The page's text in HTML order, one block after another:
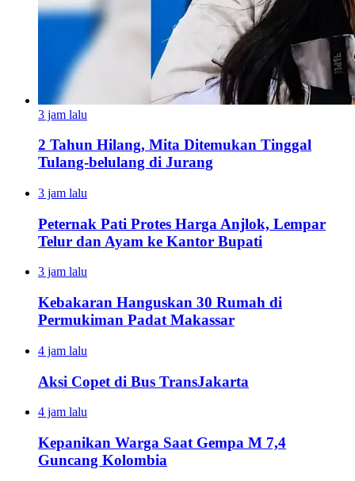
3 jam lalu
2 Tahun Hilang, Mita Ditemukan Tinggal
Tulang-belulang di Jurang
3 jam lalu
Peternak Pati Protes Harga Anjlok, Lempar
Telur dan Ayam ke Kantor Bupati
3 jam lalu
Kebakaran Hanguskan 30 Rumah di
Permukiman Padat Makassar
4 jam lalu
Aksi Copet di Bus TransJakarta
4 jam lalu
Kepanikan Warga Saat Gempa M 7,4
Guncang Kolombia